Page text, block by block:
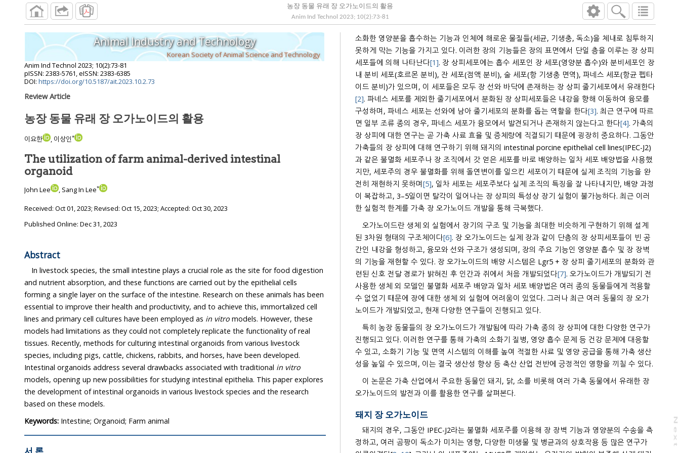
농장 동물 유래 장 오가노이드의 활용
Anim Ind Technol 2023; 10(2):73-81
N
e
x
t
a
g
Animal Industry and Technology
Korean Society of Animal Science and Technology
Anim Ind Technol 2023; 10(2):73-81
pISSN: 2383-5761, eISSN: 2383-6385
DOI: https://doi.org/10.5187/ait.2023.10.2.73
Review Article
농장 동물 유래 장 오가노이드의 활용
이요한 , 이상인*
The utilization of farm animal-derived intestinal
organoid
John Lee , Sang In Lee*
Received: Oct 01, 2023; Revised: Oct 15, 2023; Accepted: Oct 30, 2023
Published Online: Dec 31, 2023
Abstract
In livestock species, the small intestine plays a crucial role as the site for food digestion
and nutrient absorption, and these functions are carried out by the epithelial cells
forming a single layer on the surface of the intestine. Research on these animals has been
essential to improve their health and productivity, and to achieve this, immortalized cell
lines and primary cell cultures have been employed as in vitro models. However, these
models had limitations as they could not completely replicate the functionality of real
tissues. Recently, methods for culturing intestinal organoids from various livestock
species, including pigs, cattle, chickens, rabbits, and horses, have been developed.
Intestinal organoids address several drawbacks associated with traditional in vitro
models, opening up new possibilities for studying intestinal epithelia. This paper explores
the development of intestinal organoids in various livestock species and the research
based on these models.
Keywords: Intestine; Organoid; Farm animal
서 론
소화한 영양분을 흡수하는 기능과 인체에 해로운 물질들(세균, 기생충, 독소)을 체내로 침투하지
못하게 막는 기능을 가지고 있다. 이러한 장의 기능들은 장의 표면에서 단일 층을 이루는 장 상피
세포들에 의해 나타난다[1]. 장 상피세포에는 흡수 세포인 장 세포(영양분 흡수)와 분비세포인 장
내 분비 세포(호르몬 분비), 잔 세포(점액 분비), 술 세포(항 기생충 면역), 파네스 세포(항균 펩타
이드 분비)가 있으며, 이 세포들은 모두 장 선와 바닥에 존재하는 장 상피 줄기세포에서 유래한다
[2]. 파네스 세포를 제외한 줄기세포에서 분화된 장 상피세포들은 내강을 향해 이동하여 융모를
구성하며, 파네스 세포는 선와에 남아 줄기세포의 분화를 돕는 역할을 한다[3]. 최근 연구에 따르
면 일부 조류 종의 경우, 파네스 세포가 융모에서 발견되거나 존재하지 않는다고 한다[4]. 가축의
장 상피에 대한 연구는 곧 가축 사료 효율 및 증체량에 직결되기 때문에 굉장히 중요하다. 그동안
가축들의 장 상피에 대해 연구하기 위해 돼지의 intestinal porcine epithelial cell lines(IPEC-J2)
과 같은 불멸화 세포주나 장 조직에서 갓 얻은 세포를 바로 배양하는 일차 세포 배양법을 사용했
지만, 세포주의 경우 불멸화를 위해 돌연변이를 일으킨 세포이기 때문에 실제 조직의 기능을 완
전히 재현하지 못하며[5], 일차 세포는 세포주보다 실제 조직의 특징을 잘 나타내지만, 배양 과정
이 복잡하고, 3–5일이면 탈각이 일어나는 장 상피의 특성상 장기 실험이 불가능하다. 최근 이러
한 실험적 한계를 가축 장 오가노이드 개발을 통해 극복했다.
오가노이드란 생체 외 실험에서 장기의 구조 및 기능을 최대한 비슷하게 구현하기 위해 설계
된 3차원 형태의 구조체이다[6]. 장 오가노이드는 실제 장과 같이 단층의 장 상피세포들이 빈 공
간인 내강을 형성하고, 융모와 선와 구조가 생성되며, 장의 주요 기능인 영양분 흡수 및 장 장벽
의 기능을 재현할 수 있다. 장 오가노이드의 배양 시스템은 Lgr5 + 장 상피 줄기세포의 분화와 관
련된 신호 전달 경로가 밝혀진 후 인간과 쥐에서 처음 개발되었다[7]. 오가노이드가 개발되기 전
사용한 생체 외 모델인 불멸화 세포주 배양과 일차 세포 배양법은 여러 종의 동물들에게 적용할
수 없었기 때문에 장에 대한 생체 외 실험에 어려움이 있었다. 그러나 최근 여러 동물의 장 오가
노이드가 개발되었고, 현재 다양한 연구들이 진행되고 있다.
특히 농장 동물들의 장 오가노이드가 개발됨에 따라 가축 종의 장 상피에 대한 다양한 연구가
진행되고 있다. 이러한 연구를 통해 가축의 소화기 질병, 영양 흡수 문제 등 건강 문제에 대응할
수 있고, 소화기 기능 및 면역 시스템의 이해를 높여 적절한 사료 및 영양 공급을 통해 가축 생산
성을 높일 수 있으며, 이는 결국 생산성 향상 등 축산 산업 전반에 긍정적인 영향을 끼칠 수 있다.
이 논문은 가축 산업에서 주요한 동물인 돼지, 닭, 소를 비롯해 여러 가축 동물에서 유래한 장
오가노이드의 발전과 이를 활용한 연구를 살펴본다.
돼지 장 오가노이드
돼지의 경우, 그동안 IPEC-J2라는 불멸화 세포주를 이용해 장 장벽 기능과 영양분의 수송을 측
정하고, 여러 곰팡이 독소가 미치는 영향, 다양한 미생물 및 병균과의 상호작용 등 많은 연구가